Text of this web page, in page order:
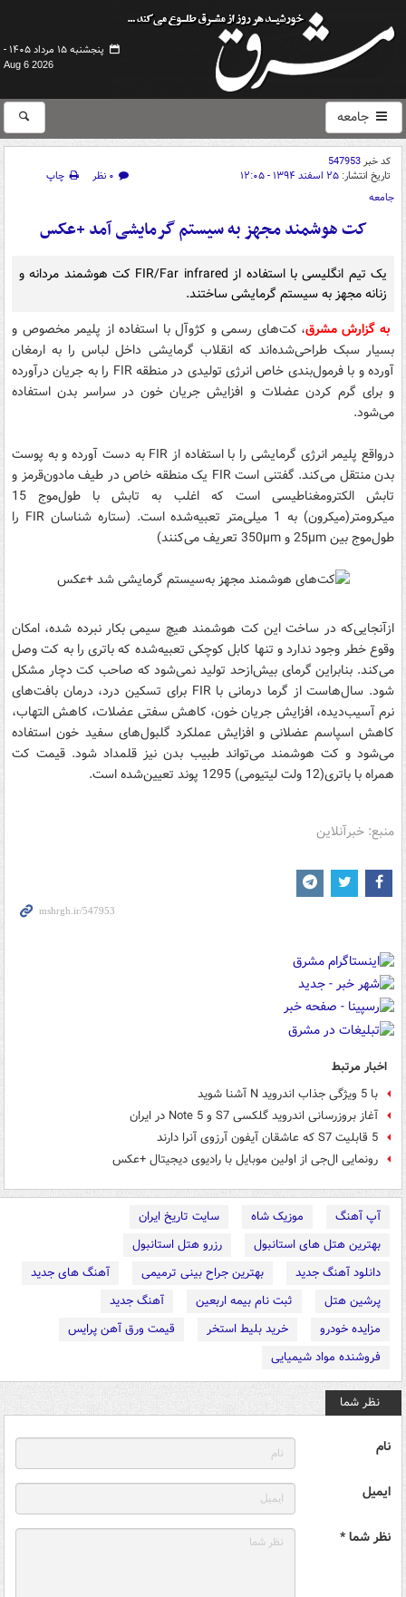
پنجشنبه ۱۵ مرداد ۱۴۰۵ -
Aug 6 2026
جامعه
کد خبر547953
تاریخ انتشار: ۲۵ اسفند ۱۳۹۴ - ۱۲:۰۵ ۰ نظر
چاپ
جامعه
کت‌ هوشمند مجهز به‌ سیستم گرمایشی آمد +عکس
یک تیم انگلیسی با استفاده از FIR/Far infrared کت هوشمند مردانه و
زنانه مجهز به سیستم گرمایشی ساختند.
به گزارش مشرق، کت‌های رسمی و کژوآل با استفاده از پلیمر مخصوص و
بسیار سبک طراحی‌شده‌اند که انقلاب گرمایشی داخل لباس را به ارمغان
آورده و با فرمول‌بندی خاص انرژی تولیدی در منطقه FIR را به جریان درآورده
و برای گرم کردن عضلات و افزایش جریان خون در سراسر بدن استفاده
می‌شود.
درواقع پلیمر انرژی گرمایشی را با استفاده از FIR به دست آورده و به پوست
بدن منتقل می‌کند. گفتنی است FIR یک منطقه خاص در طیف مادون‌قرمز و
تابش الکترومغناطیسی است که اغلب به تابش با طول‌موج 15
میکرومتر(میکرون) به 1 میلی‌متر تعبیه‌شده است. (ستاره شناسان FIR را
طول‌موج بین 25µm و 350µm تعریف می‌کنند)
ازآنجایی‌که در ساخت این کت هوشمند هیچ سیمی بکار نبرده شده، امکان
وقوع خطر وجود ندارد و تنها کابل کوچکی تعبیه‌شده که باتری را به کت وصل
می‌کند. بنابراین گرمای بیش‌ازحد تولید نمی‌شود که صاحب کت دچار مشکل
شود. سال‌هاست از گرما درمانی با FIR برای تسکین درد، درمان بافت‌های
نرم آسیب‌دیده، افزایش جریان خون، کاهش سفتی عضلات، کاهش التهاب،
کاهش اسپاسم عضلانی و افزایش عملکرد گلبول‌های سفید خون استفاده
می‌شود و کت هوشمند می‌تواند طبیب بدن نیز قلمداد شود. قیمت کت
همراه با باتری(12 ولت لیتیومی) 1295 پوند تعیین‌شده است.
منبع: خبرآنلاین
اخبار مرتبط
با 5 ویژگی جذاب اندروید N آشنا شوید
آغاز بروزرسانی اندروید گلکسی S7 و Note 5 در ایران
5 قابلیت S7 که عاشقان آیفون‌‌ آرزوی آنرا دارند
رونمایی ال‌جی از اولین موبایل با رادیوی دیجیتال +عکس
آپ آهنگ موزیک شاه
سایت تاریخ ایران
بهترین هتل های استانبول
رزرو هتل استانبول
دانلود آهنگ جدید
بهترین جراح بینی ترمیمی
آهنگ های جدید
پرشین هتل
ثبت نام بیمه اربعین
آهنگ جدید
مزایده خودرو
خرید بلیط استخر
قیمت ورق آهن پرایس
فروشنده مواد شیمیایی
نظر شما
نام
ایمیل
نظر شما *